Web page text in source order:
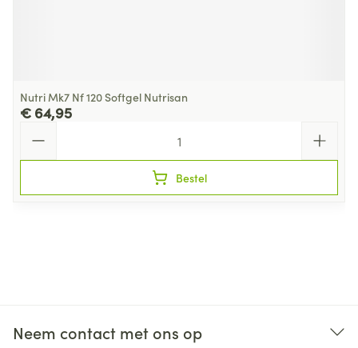
Nutri Mk7 Nf 120 Softgel Nutrisan
€ 64,95
Bestel
Neem contact met ons op